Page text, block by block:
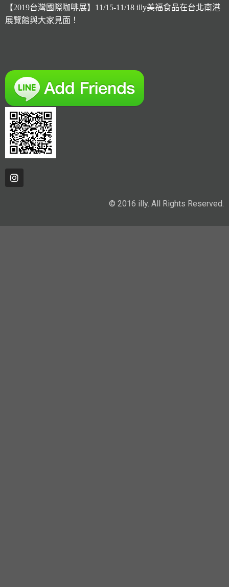
【2019台灣國際咖啡展】11/15-11/18 illy美福食品在台北南港
展覽館與大家見面！
© 2016 illy. All Rights Reserved.